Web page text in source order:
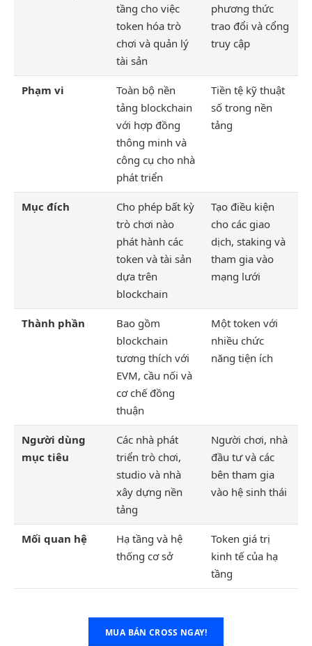
tầng cho việc
token hóa trò
chơi và quản lý
tài sản
phương thức
trao đổi và cổng
truy cập
Phạm vi
Toàn bộ nền
tảng blockchain
với hợp đồng
thông minh và
công cụ cho nhà
phát triển
Tiền tệ kỹ thuật
số trong nền
tảng
Mục đích
Cho phép bất kỳ
trò chơi nào
phát hành các
token và tài sản
dựa trên
blockchain
Tạo điều kiện
cho các giao
dịch, staking và
tham gia vào
mạng lưới
Thành phần
Bao gồm
blockchain
tương thích với
EVM, cầu nối và
cơ chế đồng
thuận
Một token với
nhiều chức
năng tiện ích
Người dùng
mục tiêu
Các nhà phát
triển trò chơi,
studio và nhà
xây dựng nền
tảng
Người chơi, nhà
đầu tư và các
bên tham gia
vào hệ sinh thái
Mối quan hệ
Hạ tầng và hệ
thống cơ sở
Token giá trị
kinh tế của hạ
tầng
MUA BÁN CROSS NGAY!